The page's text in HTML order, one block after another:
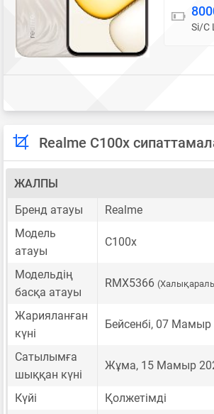
Батарея
Si/C
Realme C100x
ЖАЛПЫ
Бренд атауы
Realme
Модель
атауы
C100x
Модельдің
басқа атауы
RMX5366
Жарияланған
күні
Бейсенбі, 07 Мамыр
Сатылымға
шыққан күні
Жұма, 15 Мамыр
Күйі
Қолжетімді